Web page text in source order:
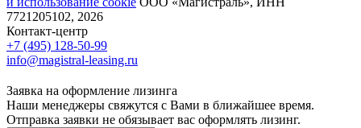
7721205102, 2026
Контакт-центр
+7 (495) 128-50-99
info@magistral-leasing.ru
Заявка на оформление лизинга
Наши менеджеры свяжутся с Вами в ближайшее время.
Отправка заявки не обязывает вас оформлять лизинг.